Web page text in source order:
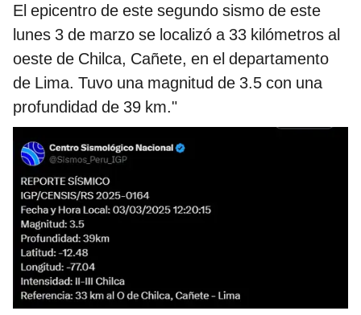
El epicentro de este segundo sismo de este
lunes 3 de marzo se localizó a 33 kilómetros al
oeste de Chilca, Cañete, en el departamento
de Lima. Tuvo una magnitud de 3.5 con una
profundidad de 39 km."